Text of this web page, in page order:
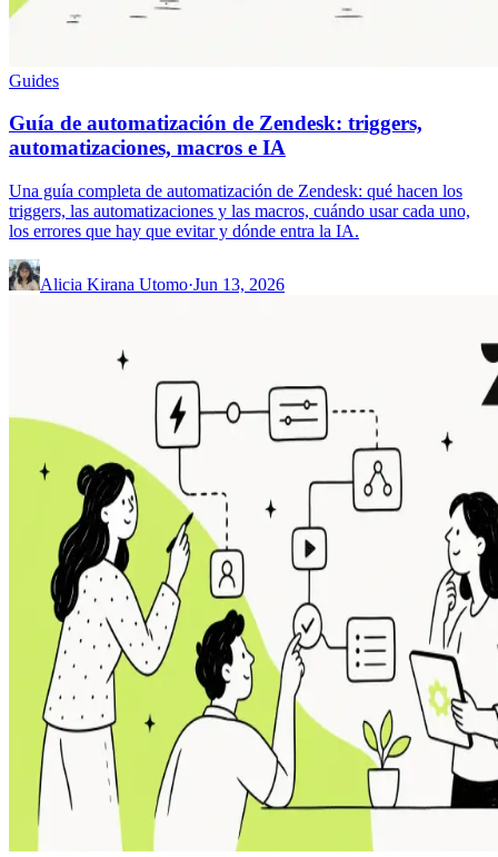
Guides
Guía de automatización de Zendesk: triggers,
automatizaciones, macros e IA
Una guía completa de automatización de Zendesk: qué hacen los
triggers, las automatizaciones y las macros, cuándo usar cada uno,
los errores que hay que evitar y dónde entra la IA.
Alicia Kirana Utomo·Jun 13, 2026